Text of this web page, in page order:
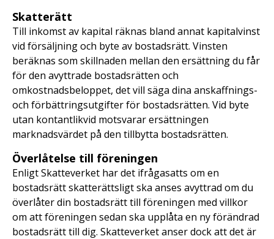
Skatterätt
Till inkomst av kapital räknas bland annat kapitalvinst
vid försäljning och byte av bostadsrätt. Vinsten
beräknas som skillnaden mellan den ersättning du får
för den avyttrade bostadsrätten och
omkostnadsbeloppet, det vill säga dina anskaffnings-
och förbättringsutgifter för bostadsrätten. Vid byte
utan kontantlikvid motsvarar ersättningen
marknadsvärdet på den tillbytta bostadsrätten.
Överlåtelse till föreningen
Enligt Skatteverket har det ifrågasatts om en
bostadsrätt skatterättsligt ska anses avyttrad om du
överlåter din bostadsrätt till föreningen med villkor
om att föreningen sedan ska upplåta en ny förändrad
bostadsrätt till dig. Skatteverket anser dock att det är